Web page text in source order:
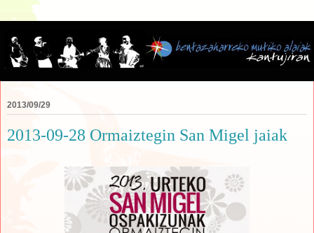
2013/09/29
2013-09-28 Ormaiztegin San Migel jaiak